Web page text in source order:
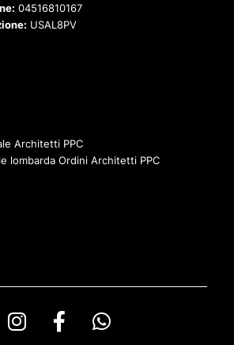
04516810167
USAL8PV
Architetti PPC
lombarda Ordini Architetti PPC